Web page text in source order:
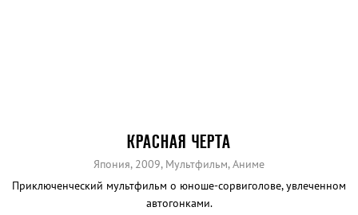
КРАСНАЯ ЧЕРТА
Япония, 2009, Мультфильм, Аниме
Приключенческий мультфильм о юноше-сорвиголове, увлеченном
автогонками.